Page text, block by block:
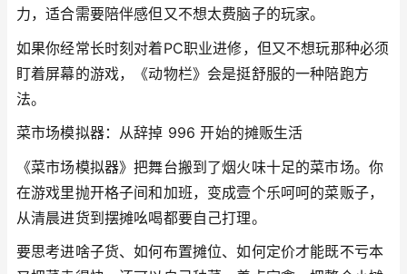
力，适合需要陪伴感但又不想太费脑子的玩家。
如果你经常长时刻对着PC职业进修，但又不想玩那种必须
盯着屏幕的游戏，《动物栏》会是挺舒服的一种陪跑方
法。
菜市场模拟器：从辞掉 996 开始的摊贩生活
《菜市场模拟器》把舞台搬到了烟火味十足的菜市场。你
在游戏里抛开格子间和加班，变成壹个乐呵呵的菜贩子，
从清晨进货到摆摊吆喝都要自己打理。
要思考进啥子货、如何布置摊位、如何定价才能既不亏本